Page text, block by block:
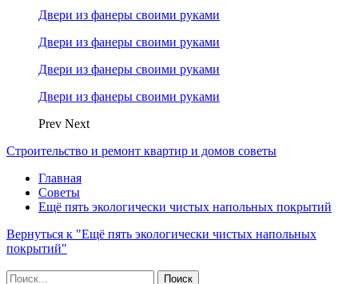
Двери из фанеры своими руками
Двери из фанеры своими руками
Двери из фанеры своими руками
Двери из фанеры своими руками
Prev Next
Строительство и ремонт квартир и домов советы
Главная
Советы
Ещё пять экологически чистых напольных покрытий
Вернуться к "Ещё пять экологически чистых напольных
покрытий"